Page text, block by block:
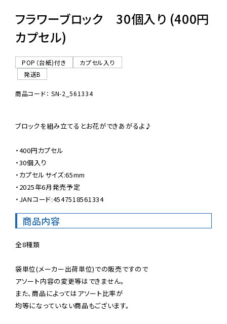
フラワーブロック 30個入り (400円
カプセル)
POP（台紙)付き
カプセル入り
発送B
商品コード： SN-2_561334
ブロックを組み立てるとお花ができあがるよ♪
・400円カプセル
・30個入り
・カプセルサイズ:65mm
・2025年6月発売予定
・JANコード:4547518561334
商品内容
全8種類
袋単位(メーカー出荷単位)での販売ですので
アソート内容の変更等はできません。
また、商品によってはアソート比率が
均等になっていない商品もございます。